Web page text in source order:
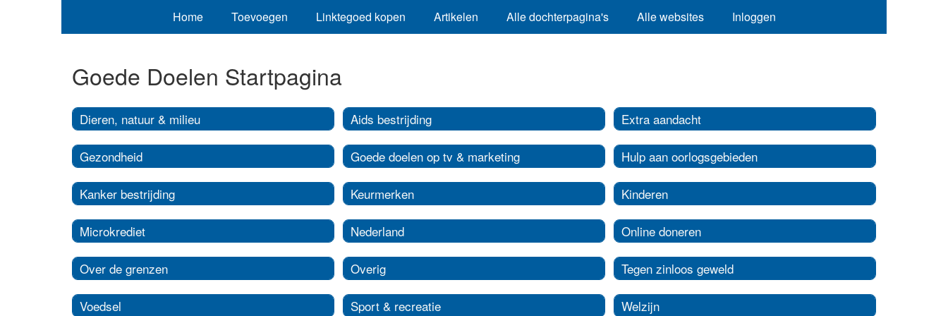
Home Toevoegen Linktegoed kopen Artikelen Alle dochterpagina's Alle websites Inloggen
Goede Doelen Startpagina
Dieren, natuur & milieu
Gezondheid
Kanker bestrijding
Microkrediet
Over de grenzen
Voedsel
Aids bestrijding
Goede doelen op tv & marketing
Keurmerken
Nederland
Overig
Sport & recreatie
Extra aandacht
Hulp aan oorlogsgebieden
Kinderen
Online doneren
Tegen zinloos geweld
Welzijn